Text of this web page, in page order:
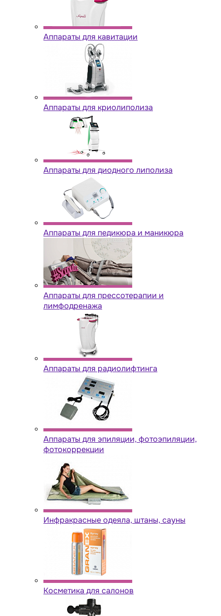
Аппараты для кавитации
Аппараты для криолиполиза
Аппараты для диодного липолиза
Аппараты для педикюра и маникюра
Аппараты для прессотерапии и
лимфодренажа
Аппараты для радиолифтинга
Аппараты для эпиляции, фотоэпиляции,
фотокоррекции
Инфракрасные одеяла, штаны, сауны
Косметика для салонов